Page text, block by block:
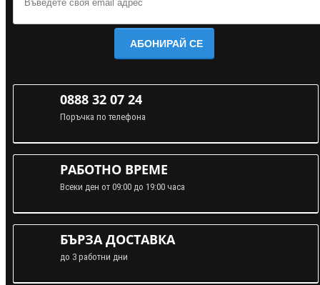
АБОНИРАЙ СЕ
0888 32 07 24
Поръчка по телефона
РАБОТНО ВРЕМЕ
Всеки ден от 09:00 до 19:00 часа
БЪРЗА ДОСТАВКА
до 3 работни дни